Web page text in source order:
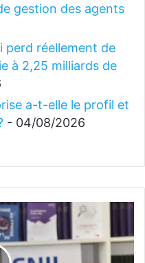
gestion des agents
perd réellement de
à 2,25 milliards de
a-t-elle le profil et
- 04/08/2026